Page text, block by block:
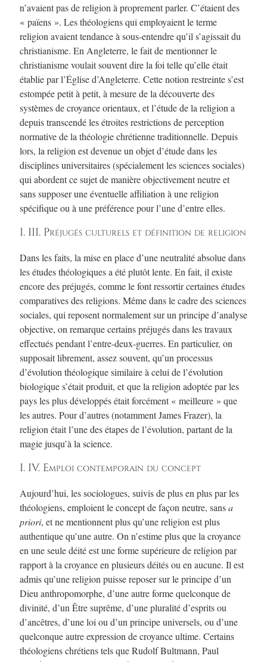
n’avaient pas de religion à proprement parler. C’étaient des
« païens ». Les théologiens qui employaient le terme
religion avaient tendance à sous-entendre qu’il s’agissait du
christianisme. En Angleterre, le fait de mentionner le
christianisme voulait souvent dire la foi telle qu’elle était
établie par l’Église d’Angleterre. Cette notion restreinte s’est
estompée petit à petit, à mesure de la découverte des
systèmes de croyance orientaux, et l’étude de la religion a
depuis transcendé les étroites restrictions de perception
normative de la théologie chrétienne traditionnelle. Depuis
lors, la religion est devenue un objet d’étude dans les
disciplines universitaires (spécialement les sciences sociales)
qui abordent ce sujet de manière objectivement neutre et
sans supposer une éventuelle affiliation à une religion
spécifique ou à une préférence pour l’une d’entre elles.
I. III. Préjugés culturels et définition de religion
Dans les faits, la mise en place d’une neutralité absolue dans
les études théologiques a été plutôt lente. En fait, il existe
encore des préjugés, comme le font ressortir certaines études
comparatives des religions. Même dans le cadre des sciences
sociales, qui reposent normalement sur un principe d’analyse
objective, on remarque certains préjugés dans les travaux
effectués pendant l’entre-deux-guerres. En particulier, on
supposait librement, assez souvent, qu’un processus
d’évolution théologique similaire à celui de l’évolution
biologique s’était produit, et que la religion adoptée par les
pays les plus développés était forcément « meilleure » que
les autres. Pour d’autres (notamment James Frazer), la
religion était l’une des étapes de l’évolution, partant de la
magie jusqu’à la science.
I. IV. Emploi contemporain du concept
Aujourd’hui, les sociologues, suivis de plus en plus par les
théologiens, emploient le concept de façon neutre, sansa
priori, et ne mentionnent plus qu’une religion est plus
authentique qu’une autre. On n’estime plus que la croyance
en une seule déité est une forme supérieure de religion par
rapport à la croyance en plusieurs déités ou en aucune. Il est
admis qu’une religion puisse reposer sur le principe d’un
Dieu anthropomorphe, d’une autre forme quelconque de
divinité, d’un Être suprême, d’une pluralité d’esprits ou
d’ancêtres, d’une loi ou d’un principe universels, ou d’une
quelconque autre expression de croyance ultime. Certains
théologiens chrétiens tels que Rudolf Bultmann, Paul